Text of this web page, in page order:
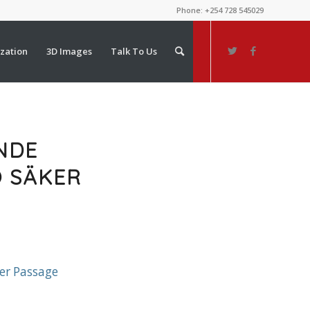
Phone: +254 728 545029
3D Images Talk To Us
SÄKER
Passage